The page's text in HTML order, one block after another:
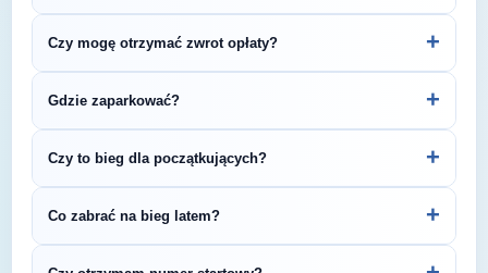
przejść do strony organizatora z formularzem
rejestracyjnym.
Czy mogę otrzymać zwrot opłaty? +
regulamin biegu lub skontaktuj się z
organizatorem.
Gdzie zaparkować? +
— szczegóły znajdziesz w opisie biegu lub na
stronie organizatora.
Czy to bieg dla początkujących? +
biegowe. To krótki, satysfakcjonujący bieg, który
pozwala sprawdzić swoje możliwości bez
Co zabrać na bieg latem? +